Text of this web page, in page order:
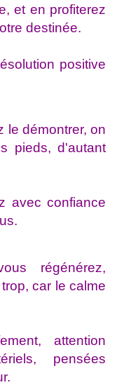
et en profiterez
destinée.
positive
le démontrer, on
pieds, d'autant
avec confiance
régénérez,
car le calme
attention
pensées